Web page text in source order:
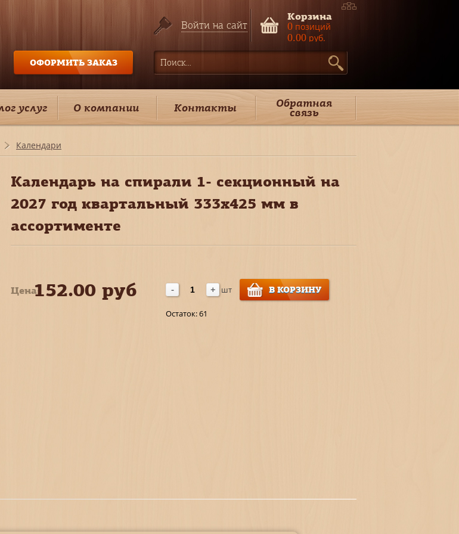
ОФОРМИТЬ ЗАКАЗ
Войти на сайт
Корзина
0 позиций
0.00 руб.
услуг О компании Контакты Обратная
связь
Календари
Календарь на спирали 1- секционный на
2027 год квартальный 333х425 мм в
ассортименте
Цена:152.00 руб - + шт В КОРЗИНУ
Остаток:61